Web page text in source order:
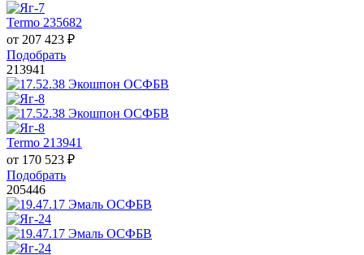
Termo 235682
от 207 423 ₽
Подобрать
213941
Termo 213941
от 170 523 ₽
Подобрать
205446